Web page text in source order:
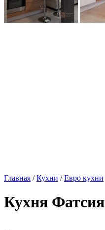
Главная /Кухни /Евро кухни
Кухня Фатсия